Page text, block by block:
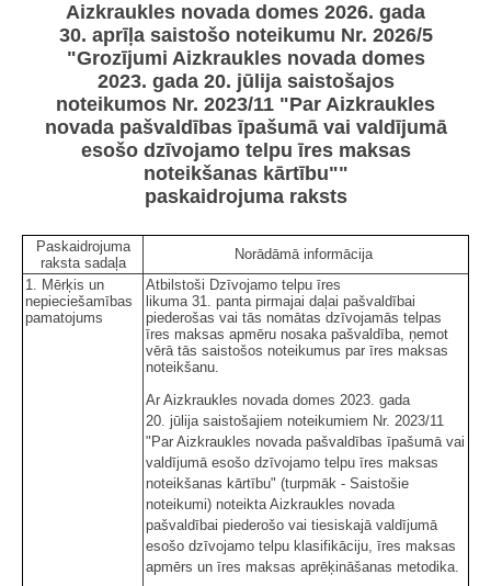
Aizkraukles novada domes 2026. gada
30. aprīļa saistošo noteikumu Nr. 2026/5
"Grozījumi Aizkraukles novada domes
2023. gada 20. jūlija saistošajos
noteikumos Nr. 2023/11 "Par Aizkraukles
novada pašvaldības īpašumā vai valdījumā
esošo dzīvojamo telpu īres maksas
noteikšanas kārtību""
paskaidrojuma raksts
Paskaidrojuma
raksta sadaļa
Norādāmā informācija
1. Mērķis un
nepieciešamības
pamatojums
Atbilstoši Dzīvojamo telpu īres
likuma 31. panta pirmajai daļai pašvaldībai
piederošas vai tās nomātas dzīvojamās telpas
īres maksas apmēru nosaka pašvaldība, ņemot
vērā tās saistošos noteikumus par īres maksas
noteikšanu.
Ar Aizkraukles novada domes 2023. gada
20. jūlija saistošajiem noteikumiem Nr. 2023/11
"Par Aizkraukles novada pašvaldības īpašumā vai
valdījumā esošo dzīvojamo telpu īres maksas
noteikšanas kārtību" (turpmāk - Saistošie
noteikumi) noteikta Aizkraukles novada
pašvaldībai piederošo vai tiesiskajā valdījumā
esošo dzīvojamo telpu klasifikāciju, īres maksas
apmērs un īres maksas aprēķināšanas metodika.